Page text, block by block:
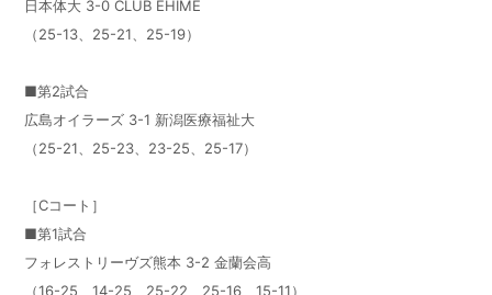
日本体大 3-0 CLUB EHIME
（25-13、25-21、25-19）
■第2試合
広島オイラーズ 3-1 新潟医療福祉大
（25-21、25-23、23-25、25-17）
［Cコート］
■第1試合
フォレストリーヴズ熊本 3-2 金蘭会高
（16-25、14-25、25-22、25-16、15-11）